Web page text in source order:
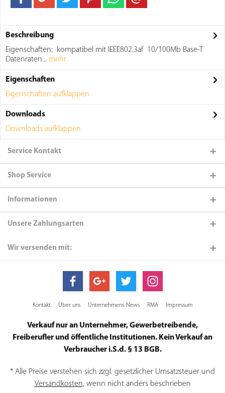
Beschreibung
Eigenschaften: kompatibel mit IEEE802.3af 10/100Mb Base-T
Datenraten... mehr
Eigenschaften
Eigenschaften aufklappen
Downloads
Downloads aufklappen
Service Kontakt
Shop Service
Informationen
Unsere Zahlungsarten
Wir versenden mit:
Kontakt Über uns Unternehmens-News RMA Impressum
Verkauf nur an Unternehmer, Gewerbetreibende,
Freiberufler und öffentliche Institutionen. Kein Verkauf an
Verbraucher i.S.d. § 13 BGB.
* Alle Preise verstehen sich zzgl. gesetzlicher Umsatzsteuer und
Versandkosten, wenn nicht anders beschrieben